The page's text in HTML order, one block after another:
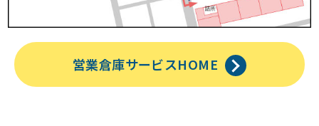
営業倉庫サービスHOME